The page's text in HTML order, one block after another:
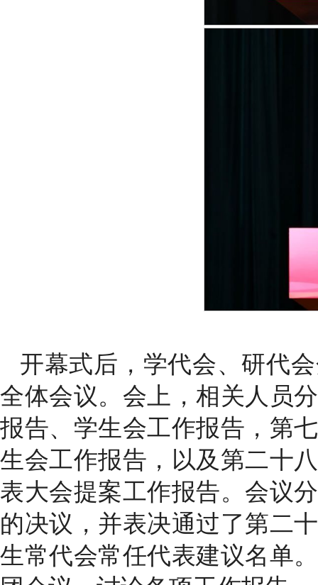
开幕式后，学代会、研代
全体会议。会上，相关人员
报告、学生会工作报告，第
生会工作报告，以及第二十
表大会提案工作报告。会议
的决议，并表决通过了第二
生常代会常任代表建议名单